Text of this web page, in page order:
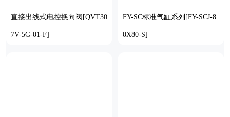
直接出线式电控换向阀[QVT30
7V-5G-01-F]
FY-SC标准气缸系列[FY-SCJ-8
0X80-S]